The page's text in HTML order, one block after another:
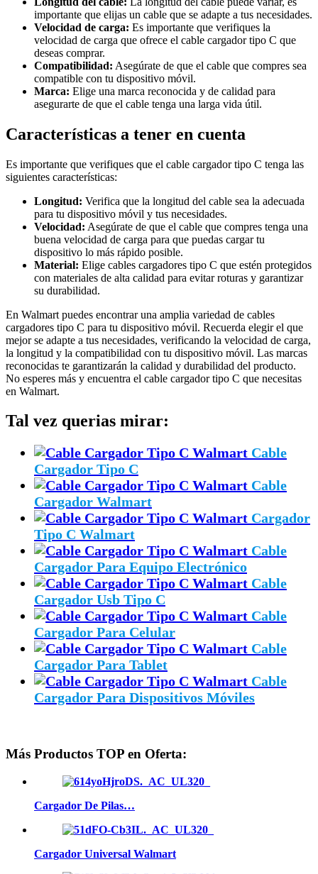
importante que elijas un cable que se adapte a tus necesidades.
Velocidad de carga: Es importante que verifiques la
velocidad de carga que ofrece el cable cargador tipo C que
deseas comprar.
Compatibilidad: Asegúrate de que el cable que compres sea
compatible con tu dispositivo móvil.
Marca: Elige una marca reconocida y de calidad para
asegurarte de que el cable tenga una larga vida útil.
Características a tener en cuenta
Es importante que verifiques que el cable cargador tipo C tenga las
siguientes características:
Longitud: Verifica que la longitud del cable sea la adecuada
para tu dispositivo móvil y tus necesidades.
Velocidad: Asegúrate de que el cable que compres tenga una
buena velocidad de carga para que puedas cargar tu
dispositivo lo más rápido posible.
Material: Elige cables cargadores tipo C que estén protegidos
con materiales de alta calidad para evitar roturas y garantizar
su durabilidad.
En Walmart puedes encontrar una amplia variedad de cables
cargadores tipo C para tu dispositivo móvil. Recuerda elegir el que
mejor se adapte a tus necesidades, verificando la velocidad de carga,
la longitud y la compatibilidad con tu dispositivo móvil. Las marcas
reconocidas te garantizarán la calidad y durabilidad del producto.
No esperes más y encuentra el cable cargador tipo C que necesitas
en Walmart.
Tal vez querias mirar:
Cable
Cargador Tipo C
Cable
Cargador Walmart
Cargador
Tipo C Walmart
Cable
Cargador Para Equipo Electrónico
Cable
Cargador Usb Tipo C
Cable
Cargador Para Celular
Cable
Cargador Para Tablet
Cable
Cargador Para Dispositivos Móviles
Más Productos TOP en Oferta:
Cargador De Pilas…
Cargador Universal Walmart